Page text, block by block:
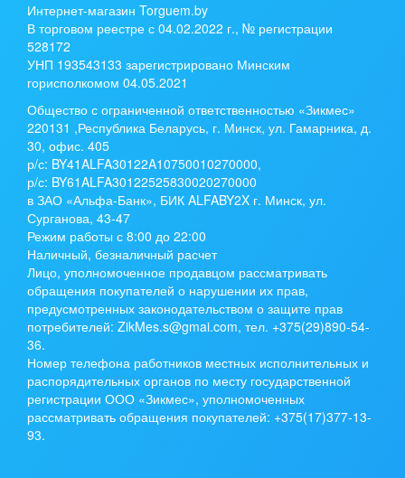
Интернет-магазин Torguem.by
В торговом реестре с 04.02.2022 г., № регистрации
528172
УНП 193543133 зарегистрировано Минским
горисполкомом 04.05.2021
Общество с ограниченной ответственностью «Зикмес»
220131 ,Республика Беларусь, г. Минск, ул. Гамарника, д.
30, офис. 405
р/с: BY41ALFA30122A10750010270000,
р/с: BY61ALFA30122525830020270000
в ЗАО «Альфа-Банк», БИК ALFABY2X г. Минск, ул.
Сурганова, 43-47
Режим работы с 8:00 до 22:00
Наличный, безналичный расчет
Лицо, уполномоченное продавцом рассматривать
обращения покупателей о нарушении их прав,
предусмотренных законодательством о защите прав
потребителей: ZikMes.s@gmai.com, тел. +375(29)890-54-
36.
Номер телефона работников местных исполнительных и
распорядительных органов по месту государственной
регистрации ООО «Зикмес», уполномоченных
рассматривать обращения покупателей: +375(17)377-13-
93.